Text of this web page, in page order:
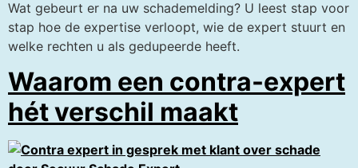
Wat gebeurt er na uw schademelding? U leest stap voor
stap hoe de expertise verloopt, wie de expert stuurt en
welke rechten u als gedupeerde heeft.
Waarom een contra-expert
hét verschil maakt